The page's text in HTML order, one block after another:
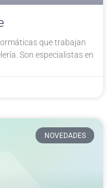
que trabajan
Son especialistas en
NOVEDADES